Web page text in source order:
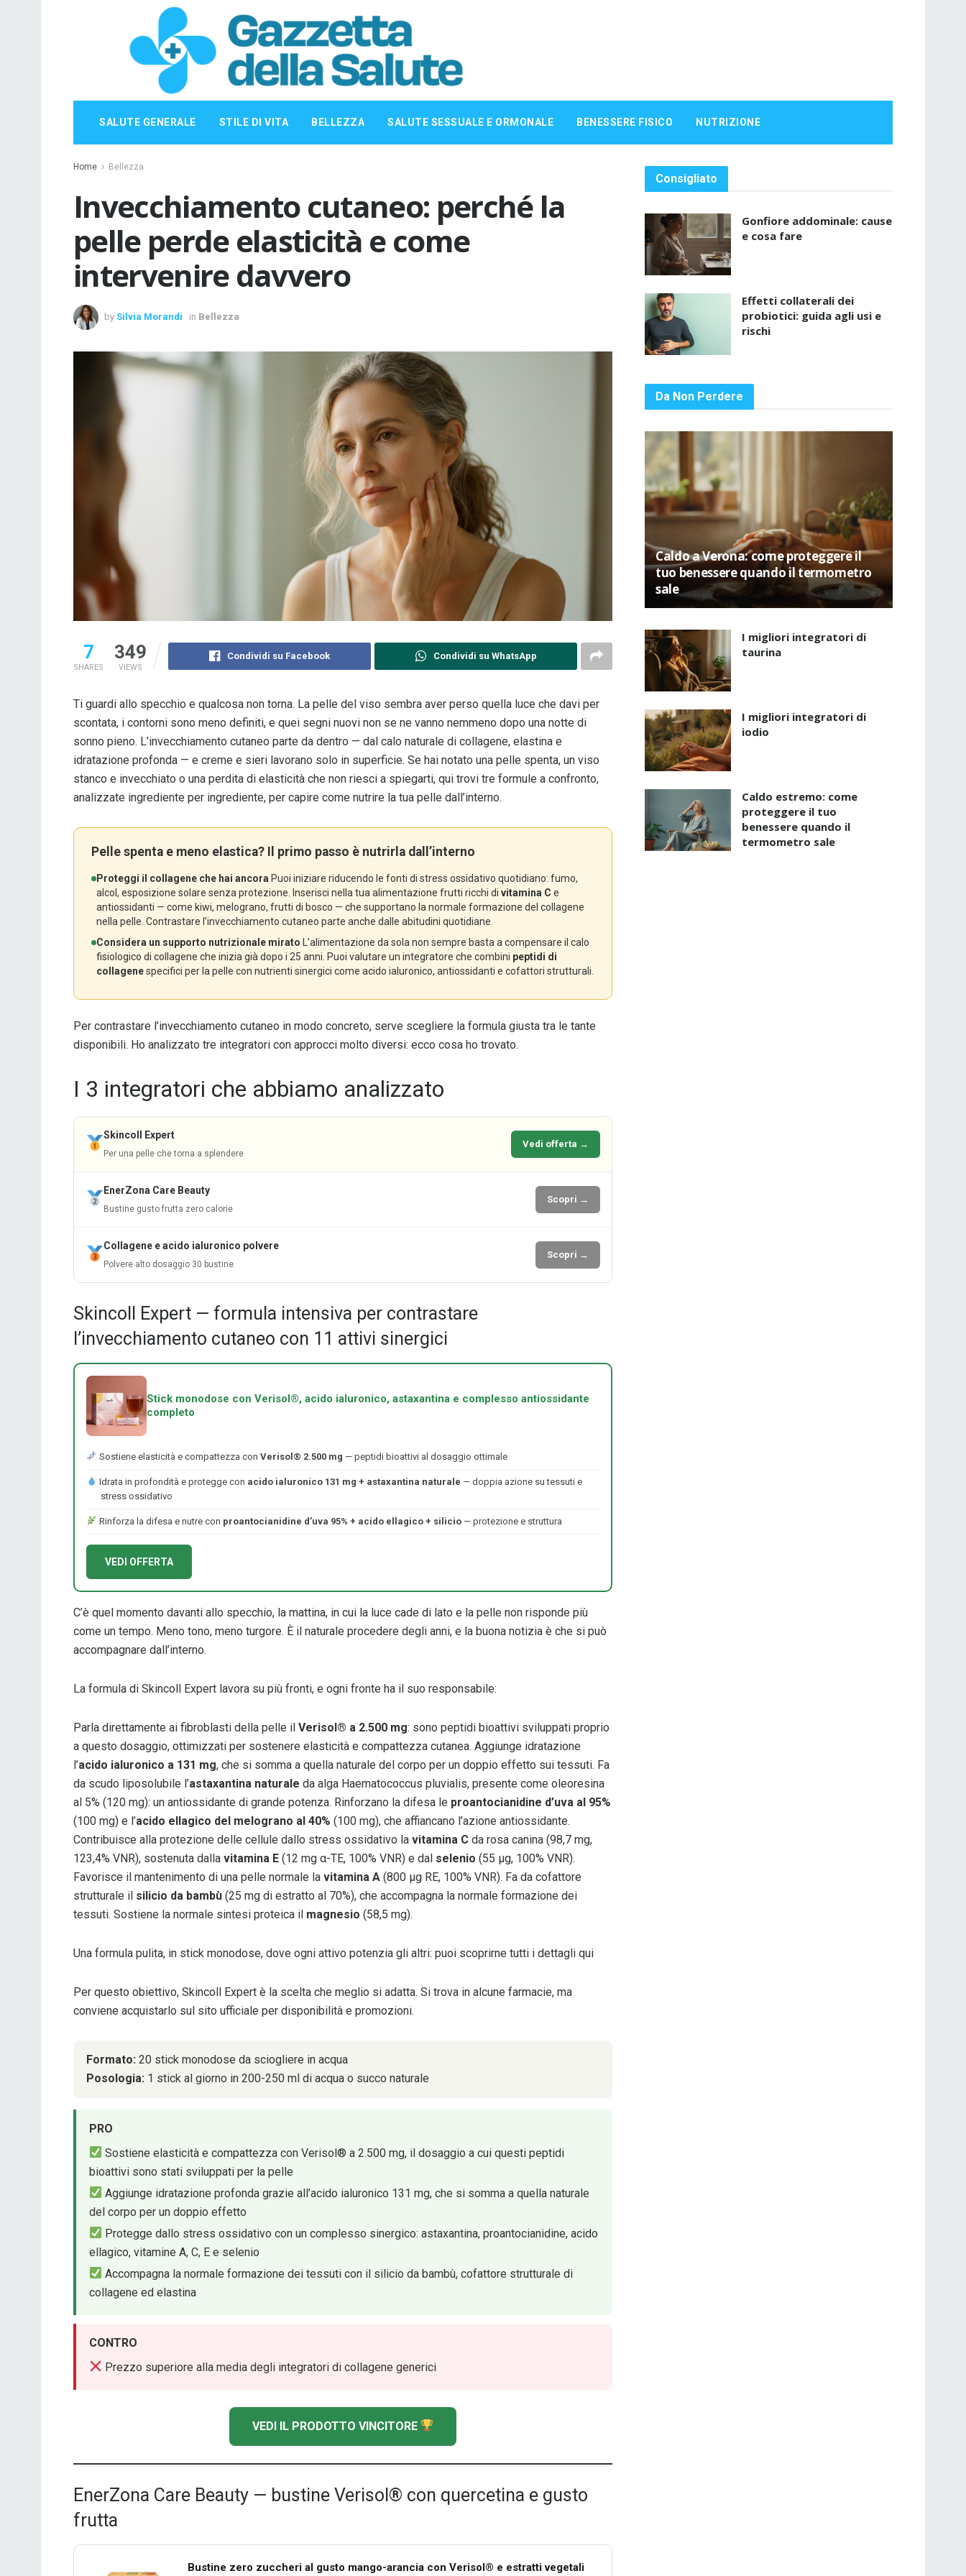
SALUTE GENERALE STILE DI VITA BELLEZZA SALUTE SESSUALE E ORMONALE BENESSERE FISICO NUTRIZIONE
Home Bellezza
Invecchiamento cutaneo: perché la
pelle perde elasticità e come
intervenire davvero
by Silvia Morandi in Bellezza
7
SHARES
349
VIEWS
Condividi su Facebook Condividi su WhatsApp
Ti guardi allo specchio e qualcosa non torna. La pelle del viso sembra aver perso quella luce che davi per
scontata, i contorni sono meno definiti, e quei segni nuovi non se ne vanno nemmeno dopo una notte di
sonno pieno. L’invecchiamento cutaneo parte da dentro — dal calo naturale di collagene, elastina e
idratazione profonda — e creme e sieri lavorano solo in superficie. Se hai notato una pelle spenta, un viso
stanco e invecchiato o una perdita di elasticità che non riesci a spiegarti, qui trovi tre formule a confronto,
analizzate ingrediente per ingrediente, per capire come nutrire la tua pelle dall’interno.
Pelle spenta e meno elastica? Il primo passo è nutrirla dall’interno
Proteggi il collagene che hai ancora Puoi iniziare riducendo le fonti di stress ossidativo quotidiano: fumo,
alcol, esposizione solare senza protezione. Inserisci nella tua alimentazione frutti ricchi di vitamina C e
antiossidanti — come kiwi, melograno, frutti di bosco — che supportano la normale formazione del collagene
nella pelle. Contrastare l’invecchiamento cutaneo parte anche dalle abitudini quotidiane.
Considera un supporto nutrizionale mirato L’alimentazione da sola non sempre basta a compensare il calo
fisiologico di collagene che inizia già dopo i 25 anni. Puoi valutare un integratore che combini peptidi di
collagenespecifici per la pelle con nutrienti sinergici come acido ialuronico, antiossidanti e cofattori strutturali.
Per contrastare l’invecchiamento cutaneo in modo concreto, serve scegliere la formula giusta tra le tante
disponibili. Ho analizzato tre integratori con approcci molto diversi: ecco cosa ho trovato.
I 3 integratori che abbiamo analizzato
Skincoll Expert
Per una pelle che torna a splendere
Vedi offerta →
EnerZona Care Beauty
Bustine gusto frutta zero calorie
Scopri →
Collagene e acido ialuronico polvere
Polvere alto dosaggio 30 bustine
Scopri →
Skincoll Expert — formula intensiva per contrastare
l’invecchiamento cutaneo con 11 attivi sinergici
Stick monodose con Verisol®, acido ialuronico, astaxantina e complesso antiossidante
completo
Sostiene elasticità e compattezza con Verisol® 2.500 mg — peptidi bioattivi al dosaggio ottimale
Idrata in profondità e protegge con acido ialuronico 131 mg + astaxantina naturale — doppia azione su tessuti e
stress ossidativo
Rinforza la difesa e nutre con proantocianidine d’uva 95% + acido ellagico + silicio— protezione e struttura
VEDI OFFERTA
C’è quel momento davanti allo specchio, la mattina, in cui la luce cade di lato e la pelle non risponde più
come un tempo. Meno tono, meno turgore. È il naturale procedere degli anni, e la buona notizia è che si può
accompagnare dall’interno.
La formula di Skincoll Expert lavora su più fronti, e ogni fronte ha il suo responsabile:
Parla direttamente ai fibroblasti della pelle il Verisol® a 2.500 mg: sono peptidi bioattivi sviluppati proprio
a questo dosaggio, ottimizzati per sostenere elasticità e compattezza cutanea. Aggiunge idratazione
l’acido ialuronico a 131 mg, che si somma a quella naturale del corpo per un doppio effetto sui tessuti. Fa
da scudo liposolubile l’astaxantina naturale da alga Haematococcus pluvialis, presente come oleoresina
al 5% (120 mg): un antiossidante di grande potenza. Rinforzano la difesa le proantocianidine d’uva al 95%
(100 mg) e l’acido ellagico del melograno al 40% (100 mg), che affiancano l’azione antiossidante.
Contribuisce alla protezione delle cellule dallo stress ossidativo la vitamina C da rosa canina (98,7 mg,
123,4% VNR), sostenuta dalla vitamina E (12 mg α-TE, 100% VNR) e dal selenio (55 µg, 100% VNR).
Favorisce il mantenimento di una pelle normale la vitamina A (800 µg RE, 100% VNR). Fa da cofattore
strutturale il silicio da bambù (25 mg di estratto al 70%), che accompagna la normale formazione dei
tessuti. Sostiene la normale sintesi proteica il magnesio (58,5 mg).
Una formula pulita, in stick monodose, dove ogni attivo potenzia gli altri: puoi scoprirne tutti i dettagli qui
Per questo obiettivo, Skincoll Expert è la scelta che meglio si adatta. Si trova in alcune farmacie, ma
conviene acquistarlo sul sito ufficiale per disponibilità e promozioni.
Formato: 20 stick monodose da sciogliere in acqua
Posologia: 1 stick al giorno in 200-250 ml di acqua o succo naturale
PRO
Sostiene elasticità e compattezza con Verisol® a 2.500 mg, il dosaggio a cui questi peptidi
bioattivi sono stati sviluppati per la pelle
Aggiunge idratazione profonda grazie all’acido ialuronico 131 mg, che si somma a quella naturale
del corpo per un doppio effetto
Protegge dallo stress ossidativo con un complesso sinergico: astaxantina, proantocianidine, acido
ellagico, vitamine A, C, E e selenio
Accompagna la normale formazione dei tessuti con il silicio da bambù, cofattore strutturale di
collagene ed elastina
CONTRO
Prezzo superiore alla media degli integratori di collagene generici
VEDI IL PRODOTTO VINCITORE
EnerZona Care Beauty — bustine Verisol® con quercetina e gusto
frutta
Bustine zero zuccheri al gusto mango-arancia con Verisol® e estratti vegetali
Consigliato
Gonfiore addominale: cause
e cosa fare
Effetti collaterali dei
probiotici: guida agli usi e
rischi
Da Non Perdere
Caldo a Verona: come proteggere il
tuo benessere quando il termometro
sale
I migliori integratori di
taurina
I migliori integratori di
iodio
Caldo estremo: come
proteggere il tuo
benessere quando il
termometro sale